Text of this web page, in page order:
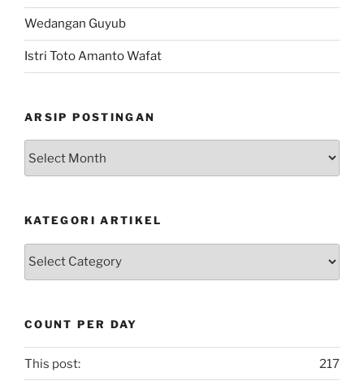
Wedangan Guyub
Istri Toto Amanto Wafat
ARSIP POSTINGAN
KATEGORI ARTIKEL
Kategori
COUNT PER DAY
217
This post: